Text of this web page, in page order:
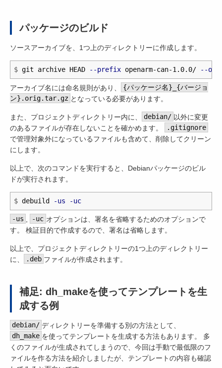
パッケージのビルド
ソースアーカイブを、1つ上のディレクトリーに作成します。
$ git archive HEAD --prefix openarm-can-1.0.0/ --
アーカイブ名には命名規則があり、
{パッケージ名}_{バージョ
ン}.orig.tar.gz となっている必要があります。
また、プロジェクトディレクトリー内に、 debian/ 以外に変更
のあるファイルが存在しないことを確かめます。
.gitignore
で管理対象外になっているファイルも含めて、削除してクリーン
にします。
以上で、次のコマンドを実行すると、Debianパッケージのビル
ドが実行されます。
$ debuild -us -uc
-us -uc オプションは、署名を省略するためのオプションで
す。 検証目的で作成するので、署名は省略します。
以上で、プロジェクトディレクトリーの1つ上のディレクトリー
に、
.deb ファイルが作成されます。
補足: dh_makeを使ってテンプレートを生
成する例
debian/ ディレクトリーを準備する別の方法として、
dh_make を使ってテンプレートを生成する方法もあります。 多
くのファイルが生成されてしまうので、今回は手動で最低限のフ
ァイルを作る方法を紹介しましたが、テンプレートの内容も確認